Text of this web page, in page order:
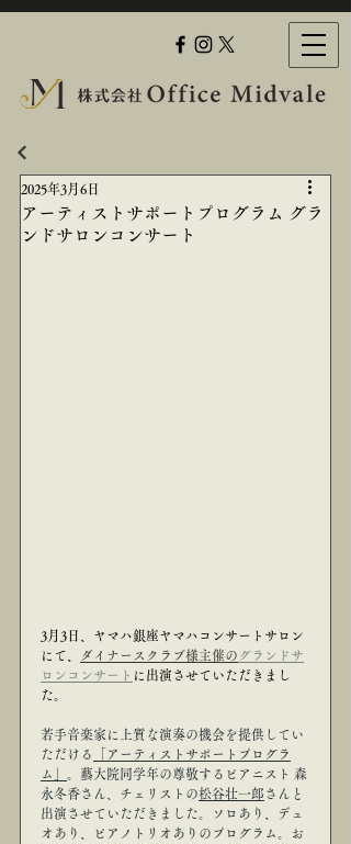
アーティストサポートプログラム グラ
ンドサロンコンサート
2025年3月6日
3月3日、ヤマハ銀座ヤマハコンサートサロン
にて、
ダイナースクラブ様主催の グランドサ
ロンコンサート に出演させていただきまし
た。
若手音楽家に上質な演奏の機会を提供してい
ただける
「アーティストサポートプログラ
ム」
。藝大院同学年の尊敬するピアニスト 森
永冬香さん、チェリストの松谷壮一郎 さんと
出演させていただきました。ソロあり、デュ
オあり、ピアノトリオありのプログラム。お